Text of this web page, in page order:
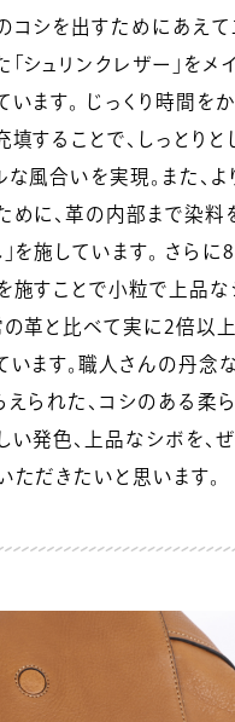
コシを出すためにあえて
「シュリンクレザー」をメ
います。 じっくり時間を
填することで、しっとりと
な風合いを実現。また、
めに、革の内部まで染料
」を施しています。 さら
施すことで小粒で上品な
の革と比べて実に2倍以
います。職人さんの丹念
えられた、コシのある柔
い発色、上品なシボを、
ただきたいと思います。